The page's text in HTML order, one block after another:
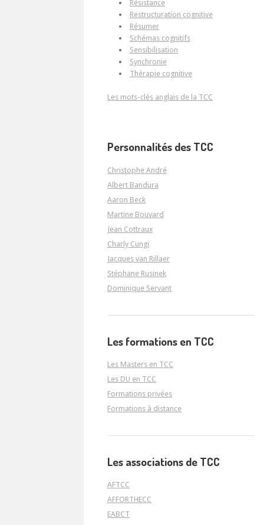
Résistance
Restructuration cognitive
Résumer
Schémas cognitifs
Sensibilisation
Synchronie
Thérapie cognitive
Les mots-clés anglais de la TCC
Personnalités des TCC
Christophe André
Albert Bandura
Aaron Beck
Martine Bouvard
Jean Cottraux
Charly Cungi
Jacques van Rillaer
Stéphane Rusinek
Dominique Servant
Les formations en TCC
Les Masters en TCC
Les DU en TCC
Formations privées
Formations à distance
Les associations de TCC
AFTCC
AFFORTHECC
EABCT